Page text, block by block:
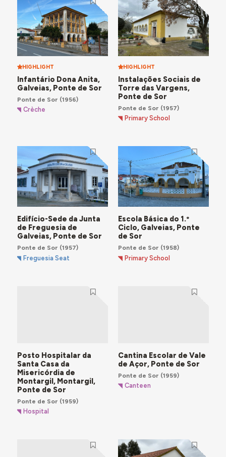
Tramaga, oPosto Hospitalar da Santa Casa da
Misericórdia de Montargile oInfantário Dona Anitaem
Galveias.
HIGHLIGHT
Infantário Dona Anita,
Galveias, Ponte de Sor
Ponte de Sor (1956)
Crèche
HIGHLIGHT
Instalações Sociais de
Torre das Vargens,
Ponte de Sor
Ponte de Sor (1957)
Primary School
Edifício-Sede da Junta
de Freguesia de
Galveias, Ponte de Sor
Ponte de Sor (1957)
Freguesia Seat
Escola Básica do 1.º
Ciclo, Galveias, Ponte
de Sor
Ponte de Sor (1958)
Primary School
Posto Hospitalar da
Santa Casa da
Misericórdia de
Montargil, Montargil,
Ponte de Sor
Ponte de Sor (1959)
Hospital
Cantina Escolar de Vale
de Açor, Ponte de Sor
Ponte de Sor (1959)
Canteen